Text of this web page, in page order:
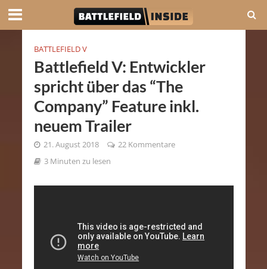
BATTLEFIELD V
Battlefield V: Entwickler
spricht über das “The
Company” Feature inkl.
neuem Trailer
21. August 2018
22 Kommentare
3 Minuten zu lesen